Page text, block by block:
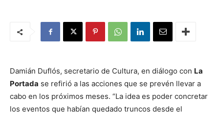
Damián Duflós, secretario de Cultura, en diálogo con La
Portada se refirió a las acciones que se prevén llevar a
cabo en los próximos meses. “La idea es poder concretar
los eventos que habían quedado truncos desde el